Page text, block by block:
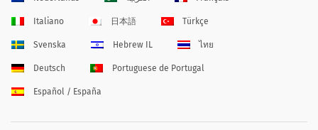
Italiano 日本語 Türkçe
Svenska Hebrew IL ไทย
Deutsch Portuguese de Portugal
Español / España